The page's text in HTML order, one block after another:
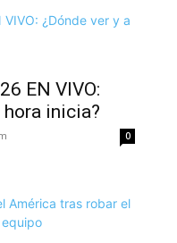
EN VIVO:
hora inicia?
0